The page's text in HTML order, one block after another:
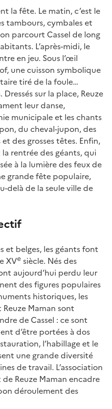
la fête. Le matin, c’est le
tambours, cymbales et
parcourt Cassel de long
L’après-midi, le
en jeu. Sous l’œil
une cuisson symbolique
tiré de la foule…
sur la place, Reuze
leur danse,
municipale et les chants
du cheval-jupon, des
des grosses têtes. Enfin,
la rentrée des géants, qui
à la lumière des feux de
grande fête populaire,
delà de la seule ville de
et belges, les géants font
XVe siècle. Nés des
aujourd’hui perdu leur
des figures populaires
historiques, les
Maman sont
de Cassel : ce sont
d’être portées à dos
l’habillage et le
une grande diversité
de travail. L’association
Reuze Maman encadre
déroulement des